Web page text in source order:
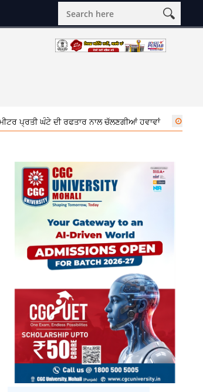
ਦੀ ਰਫਤਾਰ ਨਾਲ ਚੱਲਣਗੀਆਂ ਹਵਾਵਾਂ 10:45 am ਪੰਜਾਬ